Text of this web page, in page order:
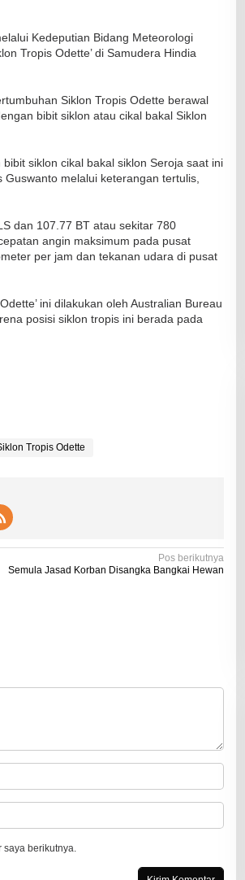
Kedeputian Bidang Meteorologi
Tropis Odette’ di Samudera Hindia
Siklon Tropis Odette berawal
bibit siklon atau cikal bakal Siklon
siklon cikal bakal siklon Seroja saat ini
melalui keterangan tertulis,
dan 107.77 BT atau sekitar 780
angin maksimum pada pusat
per jam dan tekanan udara di pusat
ini dilakukan oleh Australian Bureau
posisi siklon tropis ini berada pada
Tropis Odette
Pos berikutnya
Semula Jasad Korban Disangka Bangkai Hewan
saya berikutnya.